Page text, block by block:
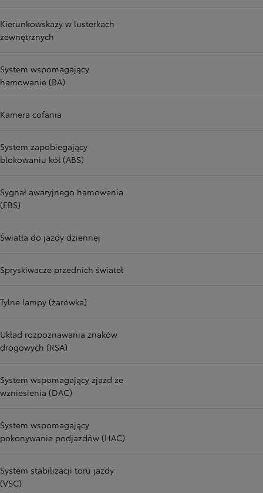
Kierunkowskazy w lusterkach
zewnętrznych
System wspomagający
hamowanie (BA)
Kamera cofania
System zapobiegający
blokowaniu kół (ABS)
Sygnał awaryjnego hamowania
(EBS)
Światła do jazdy dziennej
Spryskiwacze przednich świateł
Tylne lampy (żarówka)
Układ rozpoznawania znaków
drogowych (RSA)
System wspomagający zjazd ze
wzniesienia (DAC)
System wspomagający
pokonywanie podjazdów (HAC)
System stabilizacji toru jazdy
(VSC)